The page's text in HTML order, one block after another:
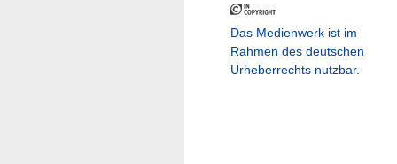
Das Medienwerk ist im
Rahmen des deutschen
Urheberrechts nutzbar.